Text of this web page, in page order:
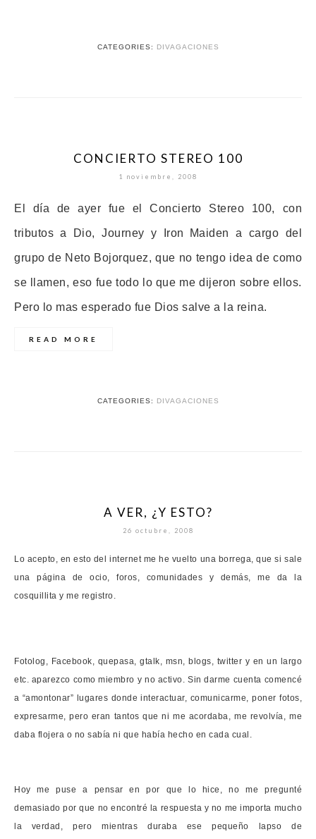
CATEGORIES: DIVAGACIONES
CONCIERTO STEREO 100
1 noviembre, 2008
El día de ayer fue el Concierto Stereo 100, con
tributos a Dio,Journey y Iron Maiden a cargo del
grupo de Neto Bojorquez, que no tengo idea de como
se llamen, eso fue todo lo que me dijeron sobre ellos.
Pero lo mas esperado fue Dios salve a la reina.
READ MORE
CATEGORIES: DIVAGACIONES
A VER, ¿Y ESTO?
26 octubre, 2008
Lo acepto, en esto delinternetme he vuelto una borrega, que si sale
una página de ocio, foros, comunidades y demás, me da la
cosquillita y me registro.
Fotolog , Facebook, quepasa, gtalk, msn, blogs, twitter y en un largo
etc. aparezco como miembro y no activo. Sin darme cuenta comencé
a “amontonar” lugares donde interactuar, comunicarme, poner fotos,
expresarme, pero eran tantos que ni me acordaba, me revolvía, me
daba flojera o no sabía ni que había hecho en cada cual.
Hoy me puse a pensar en por que lo hice , no me pregunté
demasiado por que no encontré la respuesta y no me importa mucho
la verdad, pero mientras duraba ese pequeño lapso de